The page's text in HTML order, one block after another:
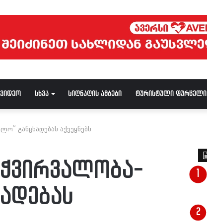
ვიდეო სხვა სიღნაღის ამბები ტურისტული ფურცელი
განცხადებას აქვეყნებს